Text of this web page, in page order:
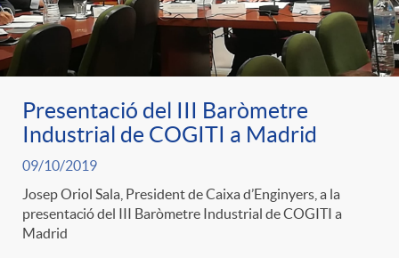
Presentació del III Baròmetre
Industrial de COGITI a Madrid
09/10/2019
Josep Oriol Sala, President de Caixa d’Enginyers, a la
presentació del III Baròmetre Industrial de COGITI a
Madrid